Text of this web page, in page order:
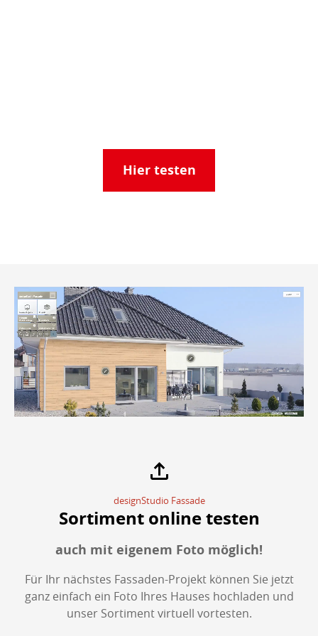
Hier testen
designStudio Fassade
Sortiment online testen
auch mit eigenem Foto möglich!
Für Ihr nächstes Fassaden-Projekt können Sie jetzt
ganz einfach ein Foto Ihres Hauses hochladen und
unser Sortiment virtuell vortesten.